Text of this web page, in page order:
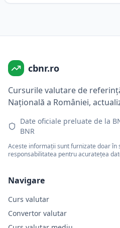
cbnr.ro
Cursurile valutare de
Națională a României,
Date oficiale preluate de la
BNR
Aceste informații sunt furnizate doar în
responsabilitatea pentru acuratețea
Navigare
Curs valutar
Convertor valutar